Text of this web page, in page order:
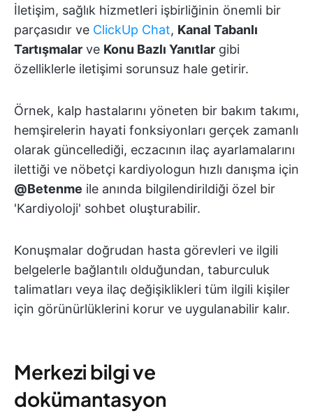
İletişim, sağlık hizmetleri işbirliğinin önemli bir
parçasıdır ve ClickUp Chat, Kanal Tabanlı
Tartışmalar ve Konu Bazlı Yanıtlar gibi
özelliklerle iletişimi sorunsuz hale getirir.
Örnek, kalp hastalarını yöneten bir bakım takımı,
hemşirelerin hayati fonksiyonları gerçek zamanlı
olarak güncellediği, eczacının ilaç ayarlamalarını
ilettiği ve nöbetçi kardiyologun hızlı danışma için
@Betenme ile anında bilgilendirildiği özel bir
'Kardiyoloji' sohbet oluşturabilir.
Konuşmalar doğrudan hasta görevleri ve ilgili
belgelerle bağlantılı olduğundan, taburculuk
talimatları veya ilaç değişiklikleri tüm ilgili kişiler
için görünürlüklerini korur ve uygulanabilir kalır.
Merkezi bilgi ve
dokümantasyon